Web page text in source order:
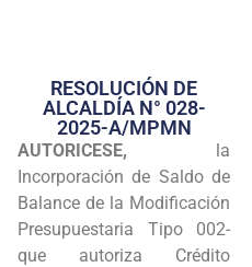
Transparencia
Seguridad
Programas
Intranet
RESOLUCIÓN DE
ALCALDÍA N° 028-
2025-A/MPMN
AUTORICESE, la
Incorporación de Saldo de
Balance de la Modificación
Presupuestaria Tipo 002-
que autoriza Crédito